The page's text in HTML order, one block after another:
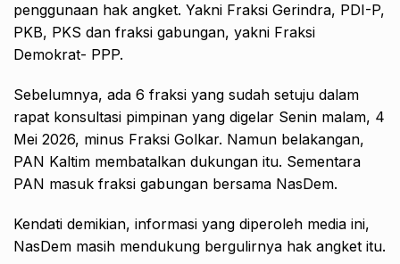
penggunaan hak angket. Yakni Fraksi Gerindra, PDI-P,
PKB, PKS dan fraksi gabungan, yakni Fraksi
Demokrat- PPP.
Sebelumnya, ada 6 fraksi yang sudah setuju dalam
rapat konsultasi pimpinan yang digelar Senin malam, 4
Mei 2026, minus Fraksi Golkar. Namun belakangan,
PAN Kaltim membatalkan dukungan itu. Sementara
PAN masuk fraksi gabungan bersama NasDem.
Kendati demikian, informasi yang diperoleh media ini,
NasDem masih mendukung bergulirnya hak angket itu.